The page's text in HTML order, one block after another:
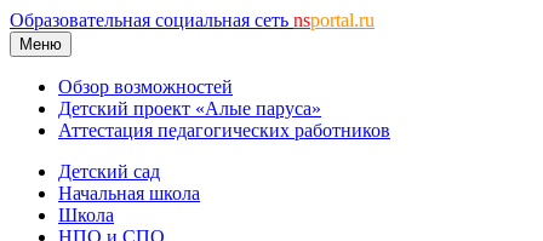
Образовательная социальная сеть nsportal.ru
Меню
Обзор возможностей
Детский проект «Алые паруса»
Аттестация педагогических работников
Детский сад
Начальная школа
Школа
НПО и СПО